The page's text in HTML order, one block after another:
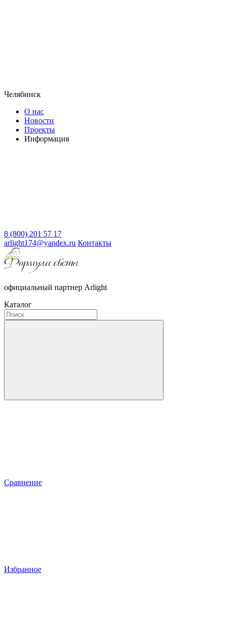
Челябинск
О нас
Новости
Проекты
Информация
8 (800) 201 57 17
arlight174@yandex.ru Контакты
официальный партнер Arlight
Каталог
Сравнение
Избранное